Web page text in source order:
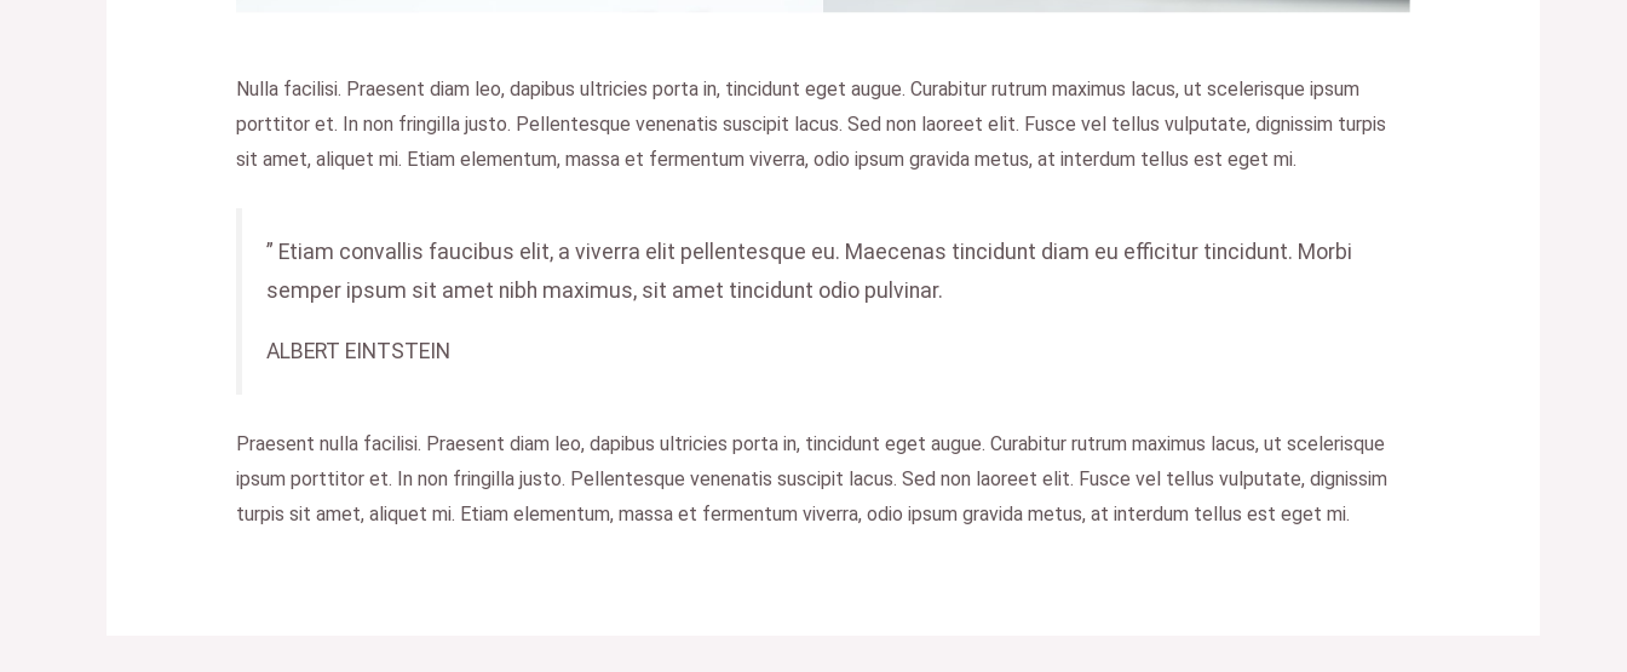
Nulla facilisi. Praesent diam leo, dapibus ultricies porta in, tincidunt eget augue. Curabitur rutrum maximus lacus, ut scelerisque ipsum
porttitor et. In non fringilla justo. Pellentesque venenatis suscipit lacus. Sed non laoreet elit. Fusce vel tellus vulputate, dignissim turpis
sit amet, aliquet mi. Etiam elementum, massa et fermentum viverra, odio ipsum gravida metus, at interdum tellus est eget mi.
” Etiam convallis faucibus elit, a viverra elit pellentesque eu. Maecenas tincidunt diam eu efficitur tincidunt. Morbi
semper ipsum sit amet nibh maximus, sit amet tincidunt odio pulvinar.
ALBERT EINTSTEIN
Praesent nulla facilisi. Praesent diam leo, dapibus ultricies porta in, tincidunt eget augue. Curabitur rutrum maximus lacus, ut scelerisque
ipsum porttitor et. In non fringilla justo. Pellentesque venenatis suscipit lacus. Sed non laoreet elit. Fusce vel tellus vulputate, dignissim
turpis sit amet, aliquet mi. Etiam elementum, massa et fermentum viverra, odio ipsum gravida metus, at interdum tellus est eget mi.